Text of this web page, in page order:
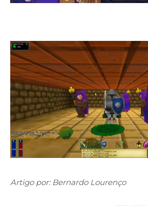
Artigo por: Bernardo Lourenço